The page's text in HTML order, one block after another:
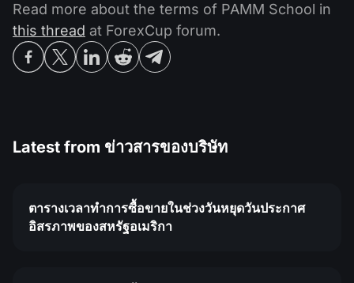
Read more about the terms of PAMM School in
this thread at ForexСup forum.
Latest from ข่าวสารของบริษัท
ตารางเวลาทำการซื้อขายในช่วงวันหยุดวันประกาศ
อิสรภาพของสหรัฐอเมริกา